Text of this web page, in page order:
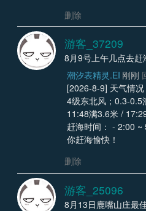
删除
游客_37209
8月9号上午几点去赶
潮汐表精灵.EI 刚刚
[2026-8-9] 天气情
4级东北风；0.3-0.5
11:48满3.6米 /
赶海时间： - 2:00
你赶海愉快！
删除
游客_25096
8月13日鹿嘴山庄最